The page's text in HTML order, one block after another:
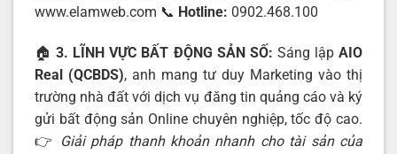
www.elamweb.com 📞 Hotline: 0902.468.100
🏠3. LĨNH VỰC BẤT ĐỘNG SẢN SỐ: Sáng lậpAIO
Real (QCBDS), anh mang tư duy Marketing vào thị
trường nhà đất với dịch vụ đăng tin quảng cáo và ký
gửi bất động sản Online chuyên nghiệp, tốc độ cao.
👉
Giải pháp thanh khoản nhanh cho tài sản của